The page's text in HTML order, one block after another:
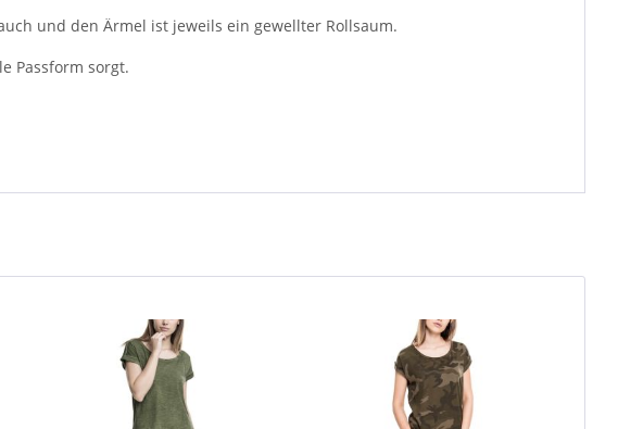
und den Ärmel ist jeweils ein gewellter Rollsaum.
Passform sorgt.